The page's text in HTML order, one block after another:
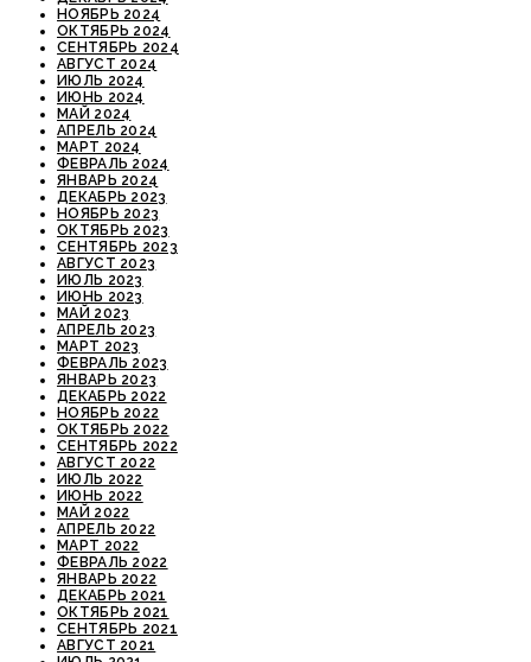
НОЯБРЬ 2024
ОКТЯБРЬ 2024
СЕНТЯБРЬ 2024
АВГУСТ 2024
ИЮЛЬ 2024
ИЮНЬ 2024
МАЙ 2024
АПРЕЛЬ 2024
МАРТ 2024
ФЕВРАЛЬ 2024
ЯНВАРЬ 2024
ДЕКАБРЬ 2023
НОЯБРЬ 2023
ОКТЯБРЬ 2023
СЕНТЯБРЬ 2023
АВГУСТ 2023
ИЮЛЬ 2023
ИЮНЬ 2023
МАЙ 2023
АПРЕЛЬ 2023
МАРТ 2023
ФЕВРАЛЬ 2023
ЯНВАРЬ 2023
ДЕКАБРЬ 2022
НОЯБРЬ 2022
ОКТЯБРЬ 2022
СЕНТЯБРЬ 2022
АВГУСТ 2022
ИЮЛЬ 2022
ИЮНЬ 2022
МАЙ 2022
АПРЕЛЬ 2022
МАРТ 2022
ФЕВРАЛЬ 2022
ЯНВАРЬ 2022
ДЕКАБРЬ 2021
ОКТЯБРЬ 2021
СЕНТЯБРЬ 2021
АВГУСТ 2021